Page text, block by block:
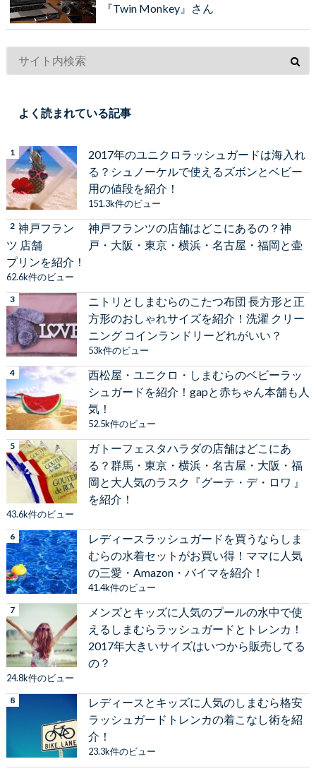
『Twin Monkey』さん
よく読まれている記事
2017年のユニクロラッシュガードは海入れ
る？シュノーケルで使えるズボンとベビー
用の値段を紹介！
151.3k件のビュー
神戸フランツの店舗はどこにあるの？神
戸・大阪・東京・横浜・名古屋・福岡と壷
プリンを紹介！
62.6k件のビュー
ニトリとしまむらのこたつ布団 長方形と正
方形のおしゃれサイズを紹介！洗濯 クリー
ニング コインランドリーどれがいい？
53k件のビュー
西松屋・ユニクロ・しまむらのベビーラッ
シュガードを紹介！gapと赤ちゃん本舗も人
気！
52.5k件のビュー
ガトーフェスタハラダの店舗はどこにあ
る？群馬・東京・横浜・名古屋・大阪・福
岡と大人気のラスク『グーテ・デ・ロワ 』
を紹介！
43.6k件のビュー
レディースラッシュガードを買うならしま
むらの水着セットがお買い得！ママに人気
の三愛・Amazon・バイマを紹介！
41.4k件のビュー
メンズとキッズに人気のプールの水中で使
えるしまむらラッシュガードとトレンカ！
2017年大きいサイズはいつから販売してる
の？
24.8k件のビュー
レディースとキッズに人気のしまむら格安
ラッシュガードトレンカの着こなし術を紹
介！
23.3k件のビュー